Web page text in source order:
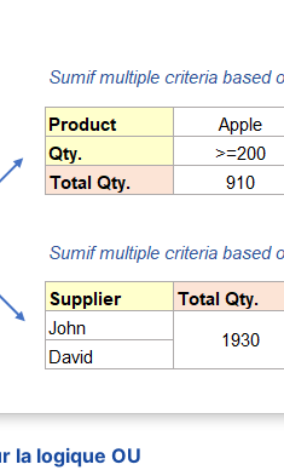
la logique OU